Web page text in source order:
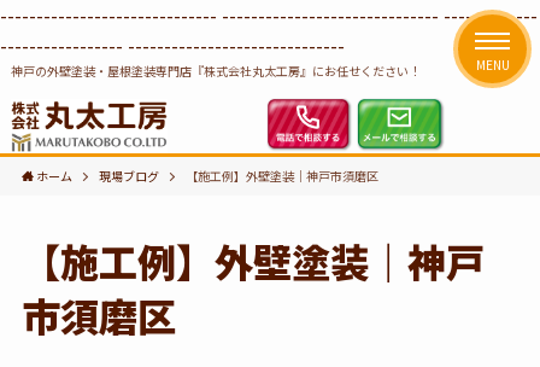
------------------------------ ------------------------------ -------------
----------------- ------------------------------
神戸の外壁塗装・屋根塗装専門店『株式会社丸太工房』にお任せください！ MENU
ホーム 現場ブログ 【施工例】外壁塗装｜神戸市須磨区
【施工例】外壁塗装｜神戸
市須磨区